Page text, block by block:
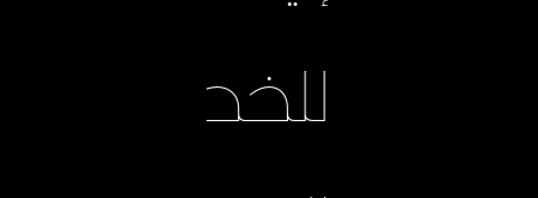
للخطوط